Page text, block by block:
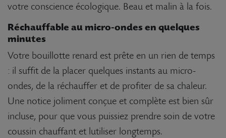
votre conscience écologique. Beau et malin à la fois.
Réchauffable au micro-ondes en quelques
minutes
Votre bouillotte renard est prête en un rien de temps
: il suffit de la placer quelques instants au micro-
ondes, de la réchauffer et de profiter de sa chaleur.
Une notice joliment conçue et complète est bien sûr
incluse, pour que vous puissiez prendre soin de votre
coussin chauffant et lutiliser longtemps.